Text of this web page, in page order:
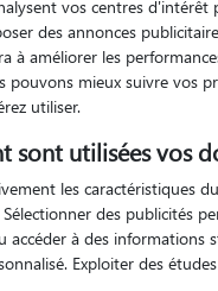
vos centres
des annonces
à améliorer les
pouvons mieux suivre vos
utiliser.
sont utilisées vos
les caractéristiques
des publicités
accéder à des informations
Exploiter des